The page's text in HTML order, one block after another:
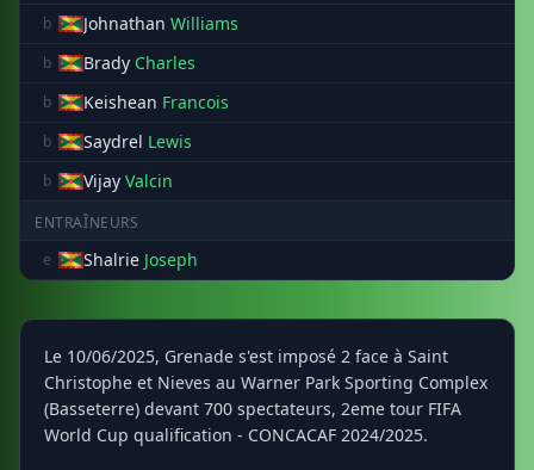
b Johnathan Williams
b Brady Charles
b Keishean Francois
b Saydrel Lewis
b Vijay Valcin
ENTRAÎNEURS
e
Shalrie Joseph
Le 10/06/2025, Grenade s'est imposé 2 face à Saint
Christophe et Nieves au Warner Park Sporting Complex
(Basseterre) devant 700 spectateurs, 2eme tour FIFA
World Cup qualification - CONCACAF 2024/2025.